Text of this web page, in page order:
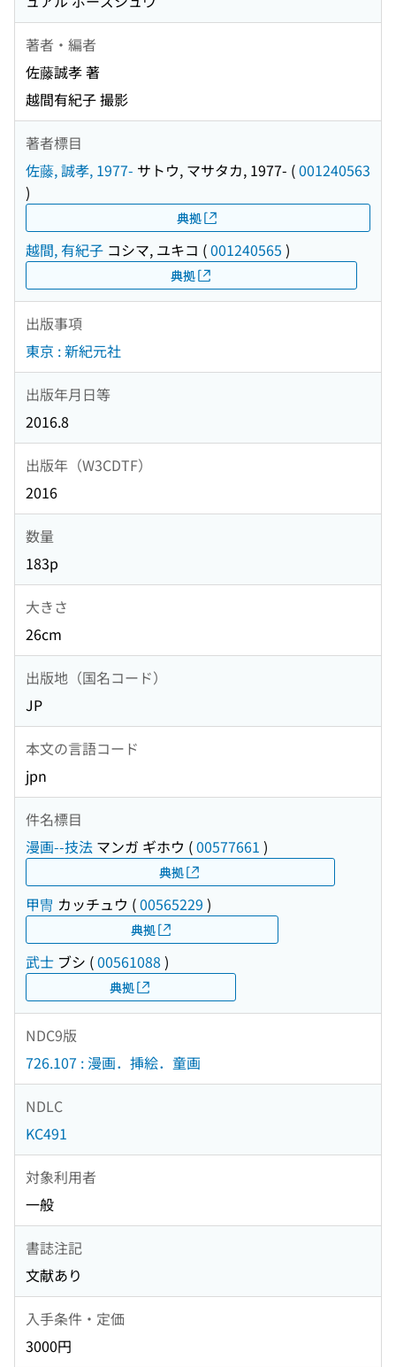
著者・編者
佐藤誠孝 著
越間有紀子 撮影
著者標目
佐藤, 誠孝, 1977- サトウ, マサタカ, 1977- (001240563
)
典拠
越間, 有紀子 コシマ, ユキコ (001240565 )
典拠
出版事項
東京 : 新紀元社
出版年月日等
2016.8
出版年（W3CDTF）
2016
数量
183p
大きさ
26cm
出版地（国名コード）
JP
本文の言語コード
jpn
件名標目
漫画--技法 マンガ ギホウ (00577661 )
典拠
甲冑 カッチュウ (00565229 )
典拠
武士 ブシ (00561088 )
典拠
NDC9版
726.107 : 漫画．挿絵．童画
NDLC
KC491
対象利用者
一般
書誌注記
文献あり
入手条件・定価
3000円